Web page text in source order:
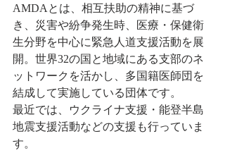
AMDAとは、相互扶助の精神に基づ
き、災害や紛争発生時、医療・保健衛
生分野を中心に緊急人道支援活動を展
開。世界32の国と地域にある支部のネ
ットワークを活かし、多国籍医師団を
結成して実施している団体です。
最近では、ウクライナ支援・能登半島
地震支援活動などの支援も行っていま
す。